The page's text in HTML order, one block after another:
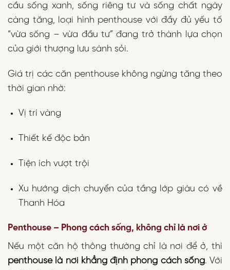
cầu sống xanh, sống riêng tư và sống chất ngày
càng tăng, loại hình penthouse với đầy đủ yếu tố
“vừa sống – vừa đầu tư” đang trở thành lựa chọn
của giới thượng lưu sành sỏi.
Giá trị các căn penthouse không ngừng tăng theo
thời gian nhờ:
Vị trí vàng
Thiết kế độc bản
Tiện ích vượt trội
Xu hướng dịch chuyển của tầng lớp giàu có về
Thanh Hóa
Penthouse – Phong cách sống, không chỉ là nơi ở
Nếu một căn hộ thông thường chỉ là nơi để ở, thì
penthouse là nơi khẳng định phong cách sống. Với